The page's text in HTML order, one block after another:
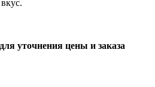
уточнения цены и заказа